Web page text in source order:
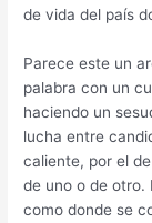
de vida del país
Parece este un
palabra con un
haciendo un
lucha entre
caliente, por el
de uno o de otro.
como donde se